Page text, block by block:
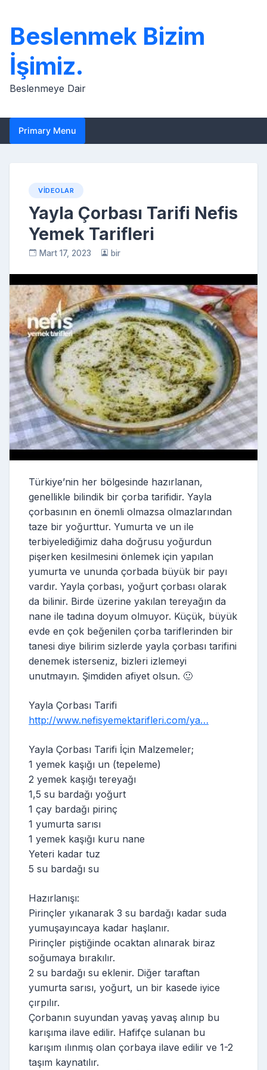
content
Beslenmek Bizim
İşimiz.
Beslenmeye Dair
Primary Menu
VIDEOLAR
Yayla Çorbası Tarifi Nefis
Yemek Tarifleri
Mart 17, 2023 bir
Türkiye’nin her bölgesinde hazırlanan,
genellikle bilindik bir çorba tarifidir. Yayla
çorbasının en önemli olmazsa olmazlarından
taze bir yoğurttur. Yumurta ve un ile
terbiyelediğimiz daha doğrusu yoğurdun
pişerken kesilmesini önlemek için yapılan
yumurta ve ununda çorbada büyük bir payı
vardır. Yayla çorbası, yoğurt çorbası olarak
da bilinir. Birde üzerine yakılan tereyağın da
nane ile tadına doyum olmuyor. Küçük, büyük
evde en çok beğenilen çorba tariflerinden bir
tanesi diye bilirim sizlerde yayla çorbası tarifini
denemek isterseniz, bizleri izlemeyi
unutmayın. Şimdiden afiyet olsun. 🙂
Yayla Çorbası Tarifi
http://www.nefisyemektarifleri.com/ya…
Yayla Çorbası Tarifi İçin Malzemeler;
1 yemek kaşığı un (tepeleme)
2 yemek kaşığı tereyağı
1,5 su bardağı yoğurt
1 çay bardağı pirinç
1 yumurta sarısı
1 yemek kaşığı kuru nane
Yeteri kadar tuz
5 su bardağı su
Hazırlanışı:
Pirinçler yıkanarak 3 su bardağı kadar suda
yumuşayıncaya kadar haşlanır.
Pirinçler piştiğinde ocaktan alınarak biraz
soğumaya bırakılır.
2 su bardağı su eklenir. Diğer taraftan
yumurta sarısı, yoğurt, un bir kasede iyice
çırpılır.
Çorbanın suyundan yavaş yavaş alınıp bu
karışıma ilave edilir. Hafifçe sulanan bu
karışım ılınmış olan çorbaya ilave edilir ve 1-2
taşım kaynatılır.